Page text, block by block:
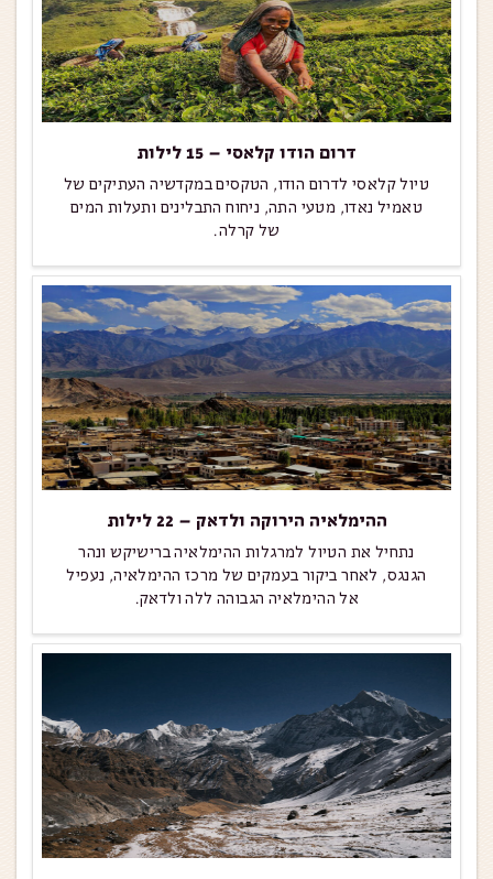
דרום הודו קלאסי – 15 לילות
טיול קלאסי לדרום הודו, הטקסים במקדשיה העתיקים של
טאמיל נאדו, מטעי התה, ניחוח התבלינים ותעלות המים
של קרלה.
ההימלאיה הירוקה ולדאק – 22 לילות
נתחיל את הטיול למרגלות ההימלאיה ברישיקש ונהר
הגנגס, לאחר ביקור בעמקים של מרכז ההימלאיה, נעפיל
אל ההימלאיה הגבוהה ללה ולדאק.